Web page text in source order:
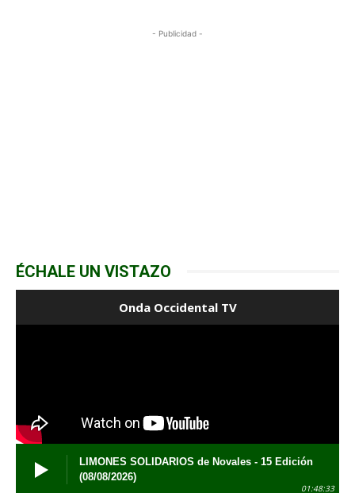
- Publicidad -
ÉCHALE UN VISTAZO
Onda Occidental TV
LIMONES SOLIDARIOS de Novales - 15 Edición
(08/08/2026)
01:48:33